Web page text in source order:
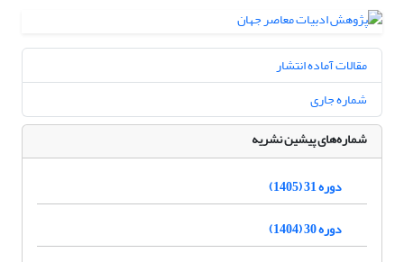
مقالات آماده انتشار
شماره جاری
شماره‌های پیشین نشریه
دوره 31 (1405)
دوره 30 (1404)